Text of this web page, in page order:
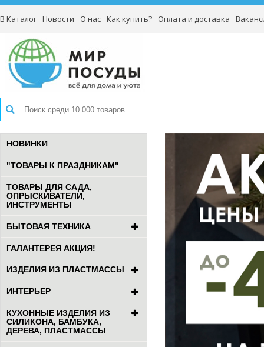
В Каталог Новости О нас Как купить? Оплата и доставка
НОВИНКИ
"ТОВАРЫ К ПРАЗДНИКАМ"
ТОВАРЫ ДЛЯ САДА,
ОПРЫСКИВАТЕЛИ,
ИНСТРУМЕНТЫ
БЫТОВАЯ ТЕХНИКА
ГАЛАНТЕРЕЯ АКЦИЯ!
ИЗДЕЛИЯ ИЗ ПЛАСТМАССЫ
ИНТЕРЬЕР
КУХОННЫЕ ИЗДЕЛИЯ ИЗ
СИЛИКОНА, БАМБУКА,
ДЕРЕВА, ПЛАСТМАССЫ